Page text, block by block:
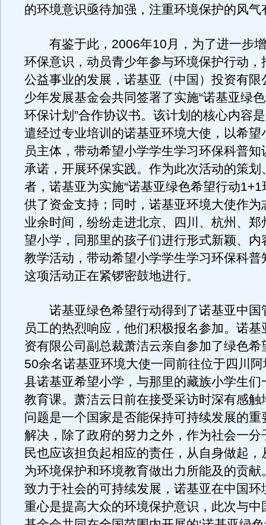
的环境意识亟待加强，注重环境保护的风气
有鉴于此，2006年10月，为了进一步
环保意识，动员青少年参与环境保护行动，
公益事业的发展，诺基亚（中国）投资有限
少年发展基金会共同签署了实施“诺基亚绿
环保计划”合作协议书。该计划的核心内容
遣经过专业培训的诺基亚环境大使，以希望
员主体，带动希望小学学生学习环保科普知
承诺，开展环保实践。作为此次活动的策划
者，诺基亚为实施“诺基亚绿色希望行动1+1
供了资金支持；同时，诺基亚环境大使作为
业余时间，纷纷走进北京、四川、杭州、郑
望小学，同那里的孩子们进行形式新颖、内
教学活动，带动希望小学学生学习环保科普
这项活动正在紧锣密鼓地进行。
诺基亚绿色希望行动得到了诺基亚中国
员工的热烈响应，他们积极报名参加。诺基
资有限公司副总裁萧洁云亲自参加了绿色希
50余名诺基亚环境大使一同前往位于四川
县诺基亚希望小学，与那里的藏族小学生们
教育课。萧洁云日前在接受采访时深有感触
问题是一个国家是否能保持可持续发展的重
解决，除了政府的努力之外，作为社会一分
民也应该担负起相应的责任，从自身做起，
为环境保护和环境教育做出力所能及的贡献
致力于社会的可持续发展，诺基亚在中国环
重心是提高大众的环境保护意识，此次与中